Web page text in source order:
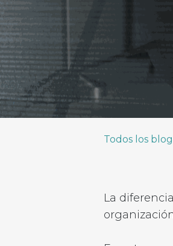
Todos los
La